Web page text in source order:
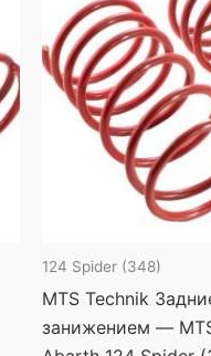
124 Spider (348)
MTS Technik
занижением —